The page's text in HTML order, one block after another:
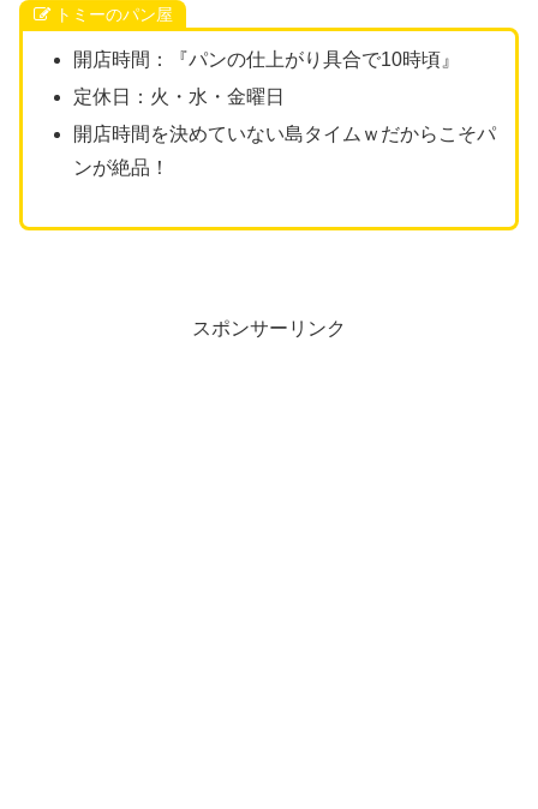
トミーのパン屋
開店時間：『パンの仕上がり具合で10時頃』
定休日：火・水・金曜日
開店時間を決めていない島タイムｗだからこそパ
ンが絶品！
スポンサーリンク